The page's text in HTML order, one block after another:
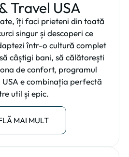
Travel USA
îți faci prieteni din toată
singur și descoperi ce
într-o cultură complet
câștigi bani, să călătorești
de confort, programul
e combinația perfectă
util și epic.
MAI MULT